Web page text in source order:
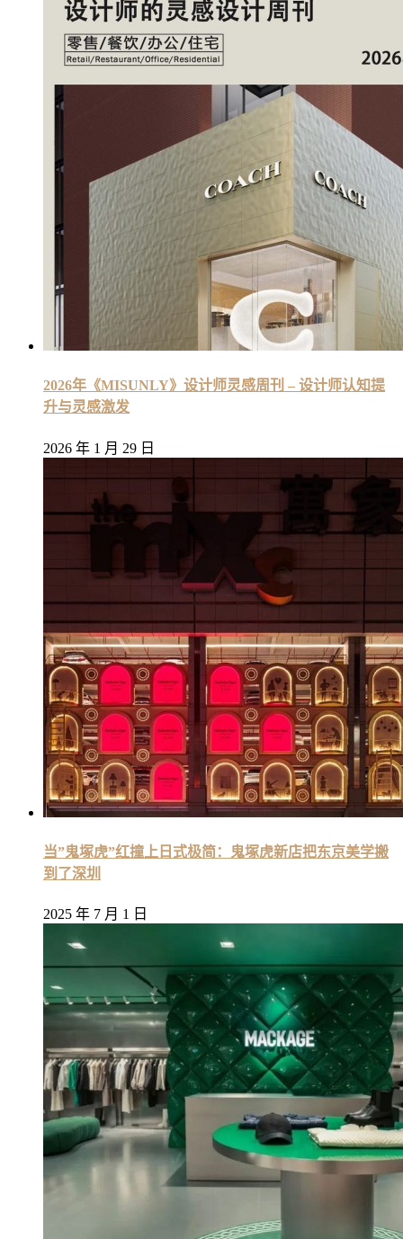
2026年《MISUNLY》设计师灵感周刊 – 设计师认知提
升与灵感激发
2026 年 1 月 29 日
当”鬼塚虎”红撞上日式极简：鬼塚虎新店把东京美学搬
到了深圳
2025 年 7 月 1 日